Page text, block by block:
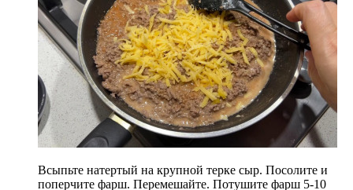
Всыпьте натертый на крупной терке сыр. Посолите и
поперчите фарш. Перемешайте. Потушите фарш 5-10